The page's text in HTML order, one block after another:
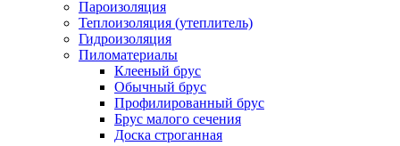
Пароизоляция
Теплоизоляция (утеплитель)
Гидроизоляция
Пиломатериалы
Клееный брус
Обычный брус
Профилированный брус
Брус малого сечения
Доска строганная